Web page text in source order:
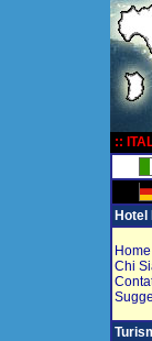
::
Hotel
Chi